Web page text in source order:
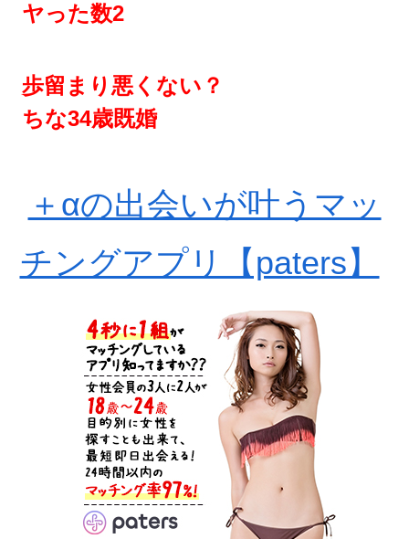
ヤった数2
歩留まり悪くない？
ちな34歳既婚
＋αの出会いが叶うマッ
チングアプリ【paters】